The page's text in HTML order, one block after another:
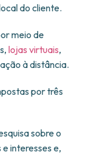
do cliente.
meio de
lojas virtuais,
à distância.
por três
sobre o
interesses e,